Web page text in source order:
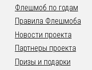
Флешмоб по годам
Правила Флешмоба
Новости проекта
Партнеры проекта
Призы и подарки